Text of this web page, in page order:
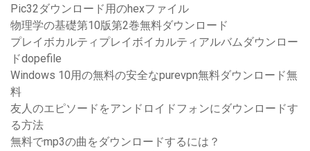
Pic32ダウンロード用のhexファイル
物理学の基礎第10版第2巻無料ダウンロード
プレイボカルティプレイボイカルティアルバムダウンロー
ドdopefile
Windows 10用の無料の安全なpurevpn無料ダウンロード無
料
友人のエピソードをアンドロイドフォンにダウンロードす
る方法
無料でmp3の曲をダウンロードするには？